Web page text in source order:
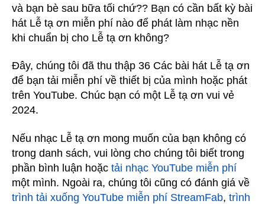
và bạn bè sau bữa tối chứ?? Bạn có cần bất kỳ bài
hát Lễ tạ ơn miễn phí nào để phát làm nhạc nền
khi chuẩn bị cho Lễ tạ ơn không?
Đây, chúng tôi đã thu thập 36 Các bài hát Lễ tạ ơn
để bạn tải miễn phí về thiết bị của mình hoặc phát
trên YouTube. Chúc bạn có một Lễ tạ ơn vui vẻ
2024.
Nếu nhạc Lễ tạ ơn mong muốn của bạn không có
trong danh sách, vui lòng cho chúng tôi biết trong
phần bình luận hoặc tải nhạc YouTube miễn phí
một mình. Ngoài ra, chúng tôi cũng có đánh giá về
trình tải xuống YouTube miễn phí StreamFab, trình